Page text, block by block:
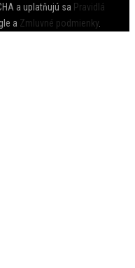
a uplatňujú sa Pravidlá
a Zmluvné podmienky